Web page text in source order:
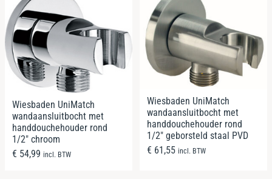
Wiesbaden UniMatch
wandaansluitbocht met
handdouchehouder rond
1/2″ chroom
€ 54,99 incl. BTW
Wiesbaden UniMatch
wandaansluitbocht met
handdouchehouder rond
1/2″ geborsteld staal PVD
€ 61,55 incl. BTW